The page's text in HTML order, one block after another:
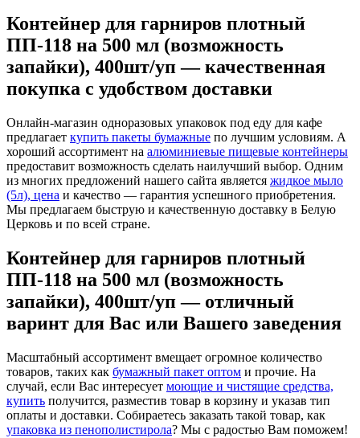
Контейнер для гарниров плотный
ПП-118 на 500 мл (возможность
запайки), 400шт/уп — качественная
покупка с удобством доставки
Онлайн-магазин одноразовых упаковок под еду для кафе
предлагает купить пакеты бумажные по лучшим условиям. А
хороший ассортимент на алюминиевые пищевые контейнеры
предоставит возможность сделать наилучший выбор. Одним
из многих предложений нашего сайта является жидкое мыло
(5л), цена и качество — гарантия успешного приобретения.
Мы предлагаем быструю и качественную доставку в Белую
Церковь и по всей стране.
Контейнер для гарниров плотный
ПП-118 на 500 мл (возможность
запайки), 400шт/уп — отличный
варинт для Вас или Вашего заведения
Масштабный ассортимент вмещает огромное количество
товаров, таких как бумажный пакет оптом и прочие. На
случай, если Вас интересует моющие и чистящие средства,
купить получится, разместив товар в корзину и указав тип
оплаты и доставки. Собираетесь заказать такой товар, как
упаковка из пенополистирола? Мы с радостью Вам поможем!